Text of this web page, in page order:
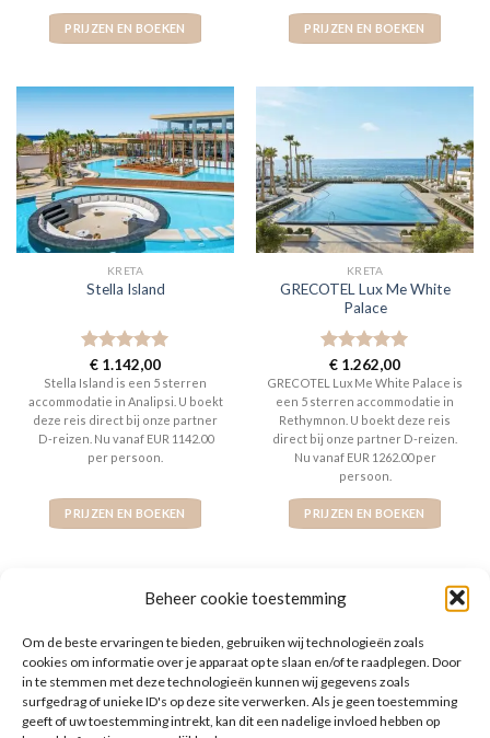
Beheer cookie toestemming
Om de beste ervaringen te bieden, gebruiken wij technologieën zoals
cookies om informatie over je apparaat op te slaan en/of te raadplegen. Door
in te stemmen met deze technologieën kunnen wij gegevens zoals
surfgedrag of unieke ID's op deze site verwerken. Als je geen toestemming
geeft of uw toestemming intrekt, kan dit een nadelige invloed hebben op
PRIJZEN EN BOEKEN PRIJZEN EN BOEKEN
KRETA
Stella Island
Gewaardeerd
5uit 5
€ 1.142,00
Stella Island is een 5 sterren
accommodatie in Analipsi. U boekt
deze reis direct bij onze partner
D-reizen. Nu vanaf EUR 1142.00
per persoon.
PRIJZEN EN BOEKEN
KRETA
GRECOTEL Lux Me White
Palace
Gewaardeerd
5 uit 5
€ 1.262,00
GRECOTEL Lux Me White Palace is
een 5 sterren accommodatie in
Rethymnon. U boekt deze reis
direct bij onze partner D-reizen.
Nu vanaf EUR 1262.00 per
persoon.
PRIJZEN EN BOEKEN
WAT ZE OVER ONS ZEGGEN